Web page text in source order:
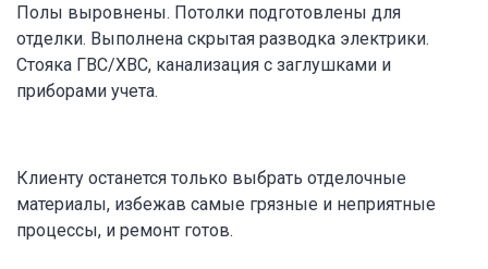
Полы выровнены. Потолки подготовлены для
отделки. Выполнена скрытая разводка электрики.
Стояка ГВС/ХВС, канализация с заглушками и
приборами учета.
Клиенту останется только выбрать отделочные
материалы, избежав самые грязные и неприятные
процессы, и ремонт готов.